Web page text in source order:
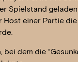
Spielstand
Host einer Partie
bei dem die